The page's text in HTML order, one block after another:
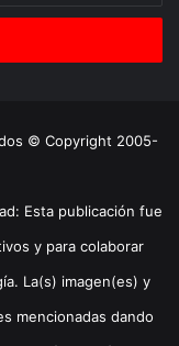
© Copyright 2005-
Esta publicación fue
y para colaborar
La(s) imagen(es) y
mencionadas dando